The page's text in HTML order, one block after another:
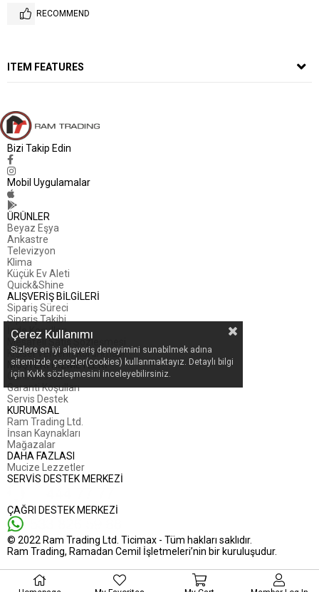
RECOMMEND
ITEM FEATURES
Bizi Takip Edin
Mobil Uygulamalar
ÜRÜNLER
Beyaz Eşya
Ankastre
Televizyon
Klima
Küçük Ev Aleti
Quick&Shine
ALIŞVERİŞ BİLGİLERİ
Sipariş Süreci
Sipariş Takibi
İade Koşulları
Mesafeli Satış Sözleşmesi
Kişisel Verilerin Korunması
MÜŞTERİ HİZMETLERİ
Canlı Destek
Garanti Koşulları
Servis Destek
KURUMSAL
Ram Trading Ltd.
İnsan Kaynakları
Mağazalar
DAHA FAZLASI
Mucize Lezzetler
SERVİS DESTEK MERKEZİ
ÇAĞRI DESTEK MERKEZİ
© 2022 Ram Trading Ltd. Ticimax - Tüm hakları saklıdır.
Ram Trading, Ramadan Cemil İşletmeleri’nin bir kuruluşudur.
Çerez Kullanımı
Sizlere en iyi alışveriş deneyimini sunabilmek adına
sitemizde çerezler(cookies) kullanmaktayız. Detaylı bilgi
için Kvkk sözleşmesini inceleyebilirsiniz.